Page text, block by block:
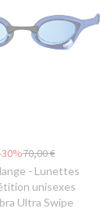
70,00 €
- Lunettes
unisexes
Ultra Swipe